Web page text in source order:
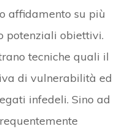
affidamento su più
potenziali obiettivi.
tecniche quali il
di vulnerabilità ed
infedeli. Sino ad